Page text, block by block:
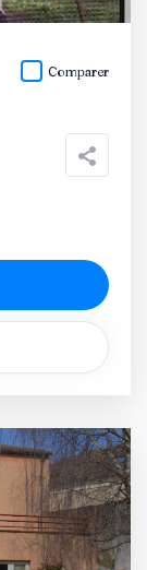
Comparer